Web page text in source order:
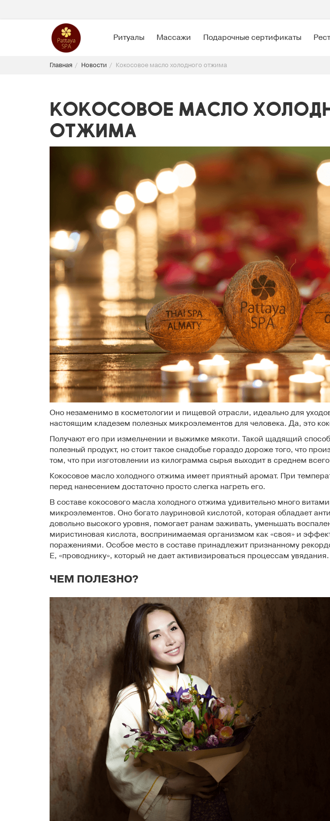
Ритуалы Массажи Подарочные сертификаты
Главная Новости Кокосовое масло холодного отжима
Кокосовое масло
отжима
Оно незаменимо в косметологии и пищевой отрасли, идеально для
настоящим кладезем полезных микроэлементов для человека. Да, это
Получают его при измельчении и выжимке мякоти. Такой щадящий
полезный продукт, но стоит такое снадобье гораздо дороже того, что
том, что при изготовлении из килограмма сырья выходит в среднем
Кокосовое масло холодного отжима имеет приятный аромат. При
перед нанесением достаточно просто слегка нагреть его.
В составе кокосового масла холодного отжима удивительно много
микроэлементов. Оно богато лауриновой кислотой, которая обладает
довольно высокого уровня, помогает ранам заживать, уменьшать
миристиновая кислота, воспринимаемая организмом как «своя» и
поражениями. Особое место в составе принадлежит признанному
Е, «проводнику», который не дает активизироваться процессам увядания.
ЧЕМ ПОЛЕЗНО?